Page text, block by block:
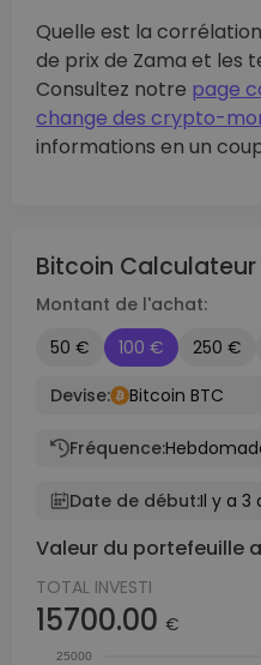
Quelle est la
de prix de Zama et les
Consultez notre page
change des crypto-
informations en un
Bitcoin Calculateur
Montant de l'achat:
50 €
100 € 250 €
Devise:
Bitcoin BTC
Fréquence:
Date de début:Il y a 3
Valeur du portefeuille
TOTAL INVESTI
15700.00 €
25000